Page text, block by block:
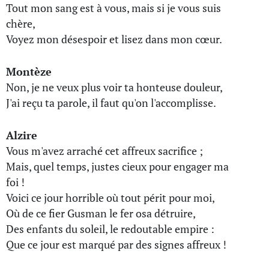
Tout mon sang est à vous, mais si je vous suis
chère,
Voyez mon désespoir et lisez dans mon cœur.
Montèze
Non, je ne veux plus voir ta honteuse douleur,
J'ai reçu ta parole, il faut qu'on l'accomplisse.
Alzire
Vous m'avez arraché cet affreux sacrifice ;
Mais, quel temps, justes cieux pour engager ma
foi !
Voici ce jour horrible où tout périt pour moi,
Où de ce fier Gusman le fer osa détruire,
Des enfants du soleil, le redoutable empire :
Que ce jour est marqué par des signes affreux !